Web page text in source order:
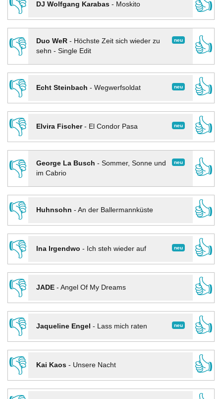
👎 DJ Wolfgang Karabas- Moskito
👍
👎
neu
Duo WeR- Höchste Zeit sich wieder zu
sehn - Single Edit
👍
👎
neu
Echt Steinbach - Wegwerfsoldat
👍
👎
neu
Elvira Fischer- El Condor Pasa
👍
👎
neu
George La Busch - Sommer, Sonne und
im Cabrio
👍
👎
Huhnsohn - An der Ballermannküste
👍
👎
neu
Ina Irgendwo - Ich steh wieder auf
👍
👎
JADE- Angel Of My Dreams
👍
👎
neu
Jaqueline Engel - Lass mich raten
👍
👎
Kai Kaos- Unsere Nacht
👍